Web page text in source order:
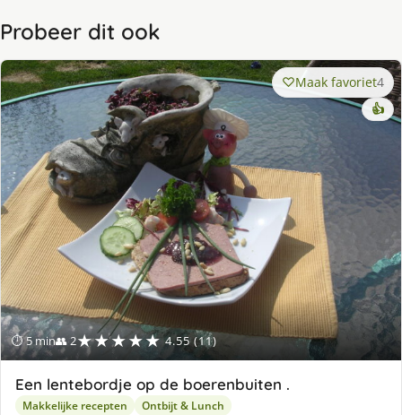
Probeer dit ook
⏱ 5 min👥 2★★★★★ 4.55 (11)
Maak favoriet4
👍
Een lentebordje op de boerenbuiten .
Makkelijke recepten Ontbijt & Lunch